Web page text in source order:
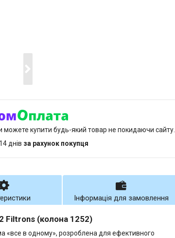
можете купити будь-який товар не покидаючи сайту.
днів за рахунок покупця
Інформація для замовлення
Filtrons (колона 1252)
«все в одному», розроблена для ефективного